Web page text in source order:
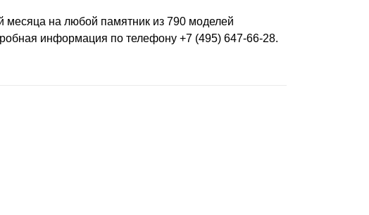
месяца на любой памятник из 790 моделей
информация по телефону +7 (495) 647-66-28.